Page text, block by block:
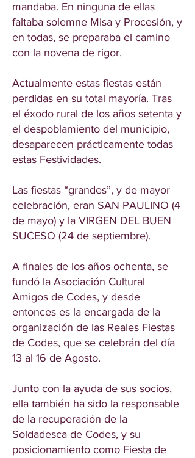
mandaba. En ninguna de ellas
faltaba solemne Misa y Procesión, y
en todas, se preparaba el camino
con la novena de rigor.
Actualmente estas fiestas están
perdidas en su total mayoría. Tras
el éxodo rural de los años setenta y
el despoblamiento del municipio,
desaparecen prácticamente todas
estas Festividades.
Las fiestas “grandes”, y de mayor
celebración, eran SAN PAULINO (4
de mayo) y la VIRGEN DEL BUEN
SUCESO (24 de septiembre).
A finales de los años ochenta, se
fundó la Asociación Cultural
Amigos de Codes, y desde
entonces es la encargada de la
organización de las Reales Fiestas
de Codes, que se celebrán del día
13 al 16 de Agosto.
Junto con la ayuda de sus socios,
ella también ha sido la responsable
de la recuperación de la
Soldadesca de Codes, y su
posicionamiento como Fiesta de